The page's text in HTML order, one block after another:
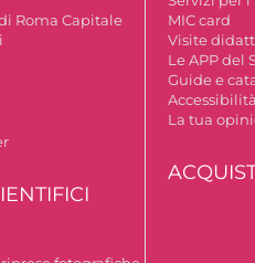
Roma Capitale
MIC card
Visite
Le APP del
Guide e
Accessibilità
La tua